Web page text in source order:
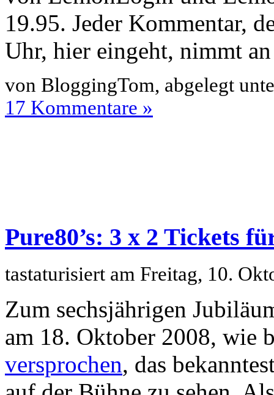
19.95. Jeder Kommentar,
Uhr, hier eingeht, nimmt
von BloggingTom, abgelegt
17 Kommentare »
Pure80’s: 3 x 2 Tickets
tastaturisiert am Freitag, 10.
Zum sechsjährigen
am 18. Oktober 2008, wie
versprochen, das